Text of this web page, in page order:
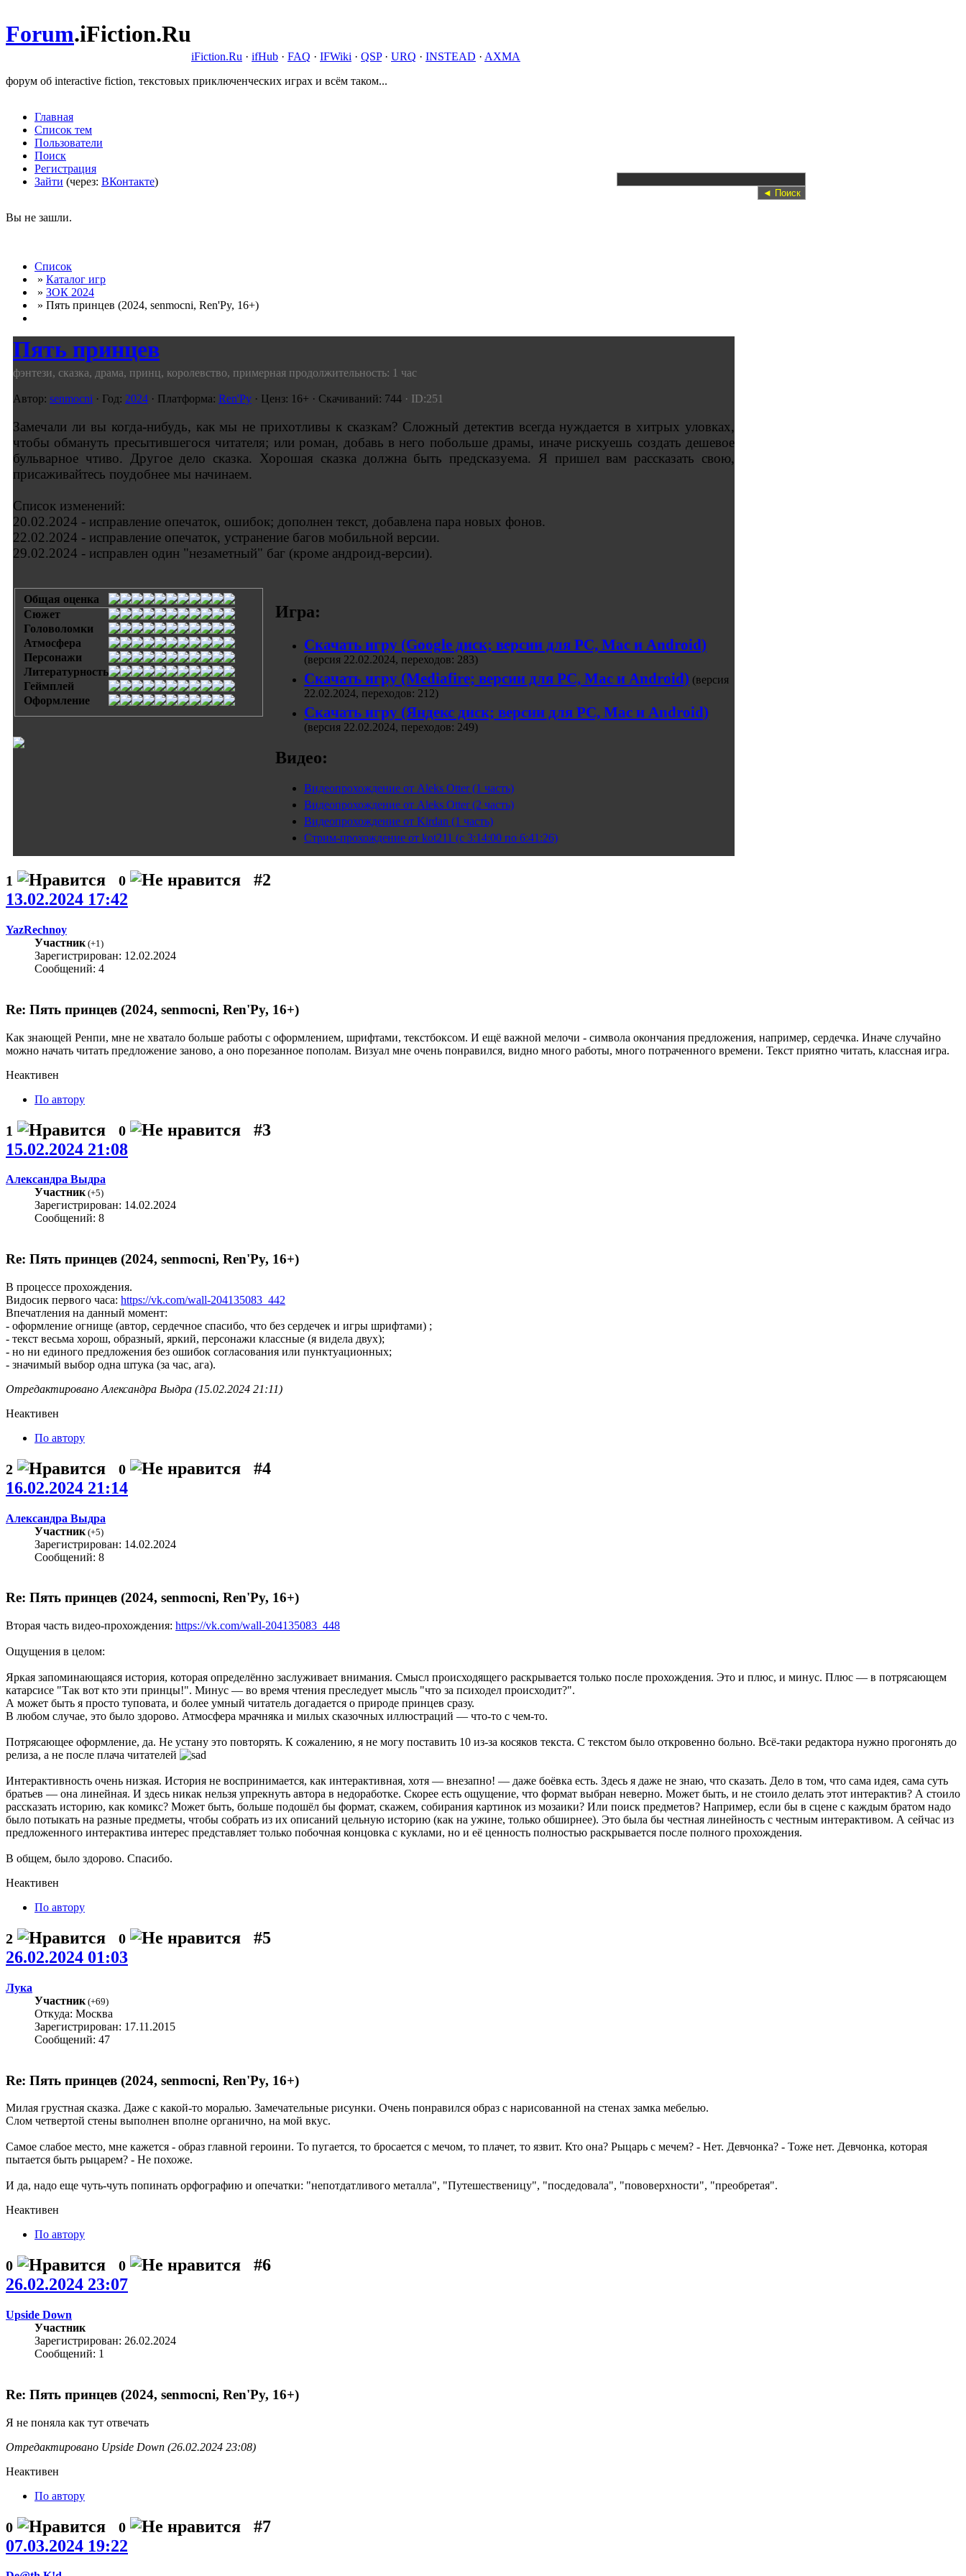
Forum.iFiction.Ru
iFiction.Ru · ifHub · FAQ · IFWiki · QSP· URQ · INSTEAD · AXMA
форум об interactive fiction, текстовых приключенческих играх и всём таком...
Главная
Список тем
Пользователи
Поиск
Регистрация
Зайти (через: ВКонтакте)
Вы не зашли.
Список
» Каталог игр
» ЗОК 2024
» Пять принцев (2024, senmocni, Ren'Py, 16+)
Пять принцев
фэнтези, сказка, драма, принц, королевство, примерная продолжительность: 1 час
Автор: senmocni · Год: 2024 · Платформа: Ren'Py · Ценз: 16+ · Скачиваний: 744 · ID:251
Замечали ли вы когда-нибудь, как мы не прихотливы к сказкам? Сложный детектив всегда нуждается в хитрых уловках,
чтобы обмануть пресытившегося читателя; или роман, добавь в него побольше драмы, иначе рискуешь создать дешевое
бульварное чтиво. Другое дело сказка. Хорошая сказка должна быть предсказуема. Я пришел вам рассказать свою,
присаживайтесь поудобнее мы начинаем.
Список изменений:
20.02.2024 - исправление опечаток, ошибок; дополнен текст, добавлена пара новых фонов.
22.02.2024 - исправление опечаток, устранение багов мобильной версии.
29.02.2024 - исправлен один "незаметный" баг (кроме андроид-версии).
Общая оценка
Сюжет
Головоломки
Атмосфера
Персонажи
Литературность
Геймплей
Оформление
Игра:
Скачать игру (Google диск; версии для PC, Mac и Android)
(версия 22.02.2024, переходов: 283)
Скачать игру (Mediafire; версии для PC, Mac и Android) (версия
22.02.2024, переходов: 212)
Скачать игру (Яндекс диск; версии для PC, Mac и Android)
(версия 22.02.2024, переходов: 249)
Видео:
Видеопрохождение от Aleks Otter (1 часть)
Видеопрохождение от Aleks Otter (2 часть)
Видеопрохождение от Kirdan (1 часть)
Стрим-прохождение от kot211 (с 3:14:00 по 6:41:26)
1 0
#2
13.02.2024 17:42
YazRechnoy
Участник(+1)
Зарегистрирован: 12.02.2024
Сообщений: 4
Re: Пять принцев (2024, senmocni, Ren'Py, 16+)
Как знающей Ренпи, мне не хватало больше работы с оформлением, шрифтами, текстбоксом. И ещё важной мелочи - символа окончания предложения, например, сердечка. Иначе случайно
можно начать читать предложение заново, а оно порезанное пополам. Визуал мне очень понравился, видно много работы, много потраченного времени. Текст приятно читать, классная игра.
Неактивен
По автору
1 0
#3
15.02.2024 21:08
Александра Выдра
Участник(+5)
Зарегистрирован: 14.02.2024
Сообщений: 8
Re: Пять принцев (2024, senmocni, Ren'Py, 16+)
В процессе прохождения.
Видосик первого часа: https://vk.com/wall-204135083_442
Впечатления на данный момент:
- оформление огнище (автор, сердечное спасибо, что без сердечек и игры шрифтами) ;
- текст весьма хорош, образный, яркий, персонажи классные (я видела двух);
- но ни единого предложения без ошибок согласования или пунктуационных;
- значимый выбор одна штука (за час, ага).
Отредактировано Александра Выдра (15.02.2024 21:11)
Неактивен
По автору
2 0
#4
16.02.2024 21:14
Александра Выдра
Участник (+5)
Зарегистрирован: 14.02.2024
Сообщений: 8
Re: Пять принцев (2024, senmocni, Ren'Py, 16+)
Вторая часть видео-прохождения: https://vk.com/wall-204135083_448
Ощущения в целом:
Яркая запоминающаяся история, которая определённо заслуживает внимания. Смысл происходящего раскрывается только после прохождения. Это и плюс, и минус. Плюс — в потрясающем
катарсисе "Так вот кто эти принцы!". Минус — во время чтения преследует мысль "что за психодел происходит?".
А может быть я просто туповата, и более умный читатель догадается о природе принцев сразу.
В любом случае, это было здорово. Атмосфера мрачняка и милых сказочных иллюстраций — что-то с чем-то.
Потрясающее оформление, да. Не устану это повторять. К сожалению, я не могу поставить 10 из-за косяков текста. С текстом было откровенно больно. Всё-таки редактора нужно прогонять до
релиза, а не после плача читателей
Интерактивность очень низкая. История не воспринимается, как интерактивная, хотя — внезапно! — даже боёвка есть. Здесь я даже не знаю, что сказать. Дело в том, что сама идея, сама суть
братьев — она линейная. И здесь никак нельзя упрекнуть автора в недоработке. Скорее есть ощущение, что формат выбран неверно. Может быть, и не стоило делать этот интерактив? А стоило
рассказать историю, как комикс? Может быть, больше подошёл бы формат, скажем, собирания картинок из мозаики? Или поиск предметов? Например, если бы в сцене с каждым братом надо
было потыкать на разные предметы, чтобы собрать из их описаний цельную историю (как на ужине, только обширнее). Это была бы честная линейность с честным интерактивом. А сейчас из
предложенного интерактива интерес представляет только побочная концовка с куклами, но и её ценность полностью раскрывается после полного прохождения.
В общем, было здорово. Спасибо.
Неактивен
По автору
2 0
#5
26.02.2024 01:03
Лука
Участник (+69)
Откуда: Москва
Зарегистрирован: 17.11.2015
Сообщений: 47
Re: Пять принцев (2024, senmocni, Ren'Py, 16+)
Милая грустная сказка. Даже с какой-то моралью. Замечательные рисунки. Очень понравился образ с нарисованной на стенах замка мебелью.
Слом четвертой стены выполнен вполне органично, на мой вкус.
Самое слабое место, мне кажется - образ главной героини. То пугается, то бросается с мечом, то плачет, то язвит. Кто она? Рыцарь с мечем? - Нет. Девчонка? - Тоже нет. Девчонка, которая
пытается быть рыцарем? - Не похоже.
И да, надо еще чуть-чуть попинать орфографию и опечатки: "непотдатливого металла", "Путешественицу", "посдедовала", "пововерхности", "преобретая".
Неактивен
По автору
0 0
#6
26.02.2024 23:07
Upside Down
Участник
Зарегистрирован: 26.02.2024
Сообщений: 1
Re: Пять принцев (2024, senmocni, Ren'Py, 16+)
Я не поняла как тут отвечать
Отредактировано Upside Down (26.02.2024 23:08)
Неактивен
По автору
0 0
#7
07.03.2024 19:22